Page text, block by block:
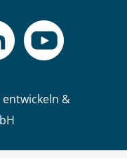
entwickeln &